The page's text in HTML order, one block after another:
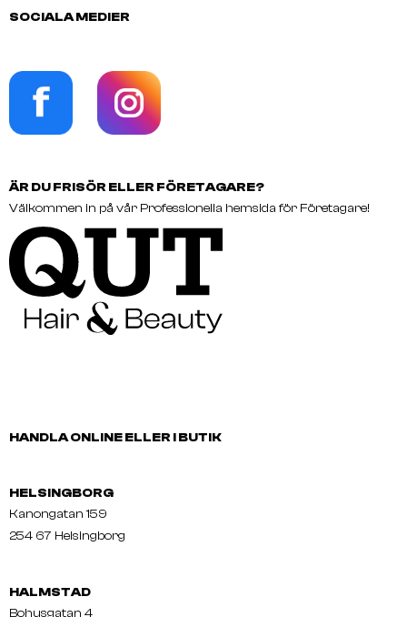
SOCIALA MEDIER
ÄR DU FRISÖR ELLER FÖRETAGARE?
Välkommen in på vår Professionella hemsida för Företagare!
HANDLA ONLINE ELLER I BUTIK
HELSINGBORG
Kanongatan 159
254 67 Helsingborg
HALMSTAD
Bohusgatan 4